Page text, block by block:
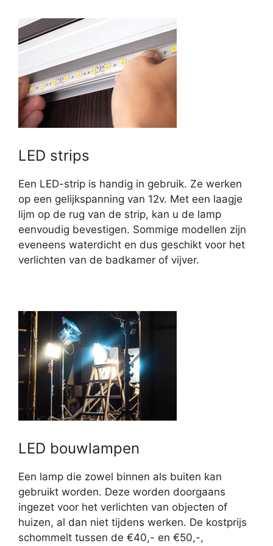
LED strips
Een LED-strip is handig in gebruik. Ze werken
op een gelijkspanning van 12v. Met een laagje
lijm op de rug van de strip, kan u de lamp
eenvoudig bevestigen. Sommige modellen zijn
eveneens waterdicht en dus geschikt voor het
verlichten van de badkamer of vijver.
LED bouwlampen
Een lamp die zowel binnen als buiten kan
gebruikt worden. Deze worden doorgaans
ingezet voor het verlichten van objecten of
huizen, al dan niet tijdens werken. De kostprijs
schommelt tussen de €40,- en €50,-,